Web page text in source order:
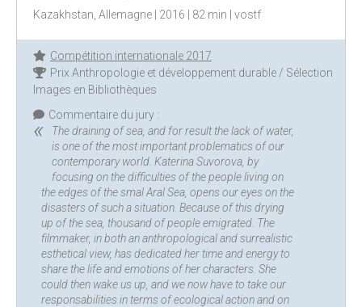
Kazakhstan, Allemagne | 2016 | 82 min | vostf
Compétition internationale 2017
Prix Anthropologie et développement durable / Sélection
Images en Bibliothèques
Commentaire du jury :
The draining of sea, and for result the lack of water,
is one of the most important problematics of our
contemporary world. Katerina Suvorova, by
focusing on the difficulties of the people living on
the edges of the smal Aral Sea, opens our eyes on the
disasters of such a situation. Because of this drying
up of the sea, thousand of people emigrated. The
filmmaker, in both an anthropological and surrealistic
esthetical view, has dedicated her time and energy to
share the life and emotions of her characters. She
could then wake us up, and we now have to take our
responsabilities in terms of ecological action and on